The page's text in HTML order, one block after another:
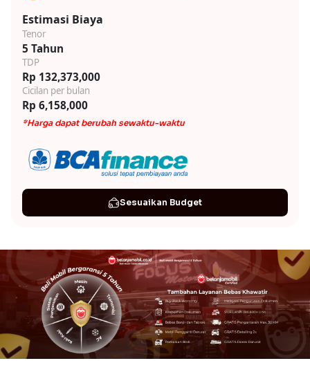
Estimasi Biaya
Tenor
5 Tahun
TDP
Rp 132,373,000
Cicilan per bulan
Rp 6,158,000
*Harga dapat berubah sewaktu-waktu
Sesuaikan Budget